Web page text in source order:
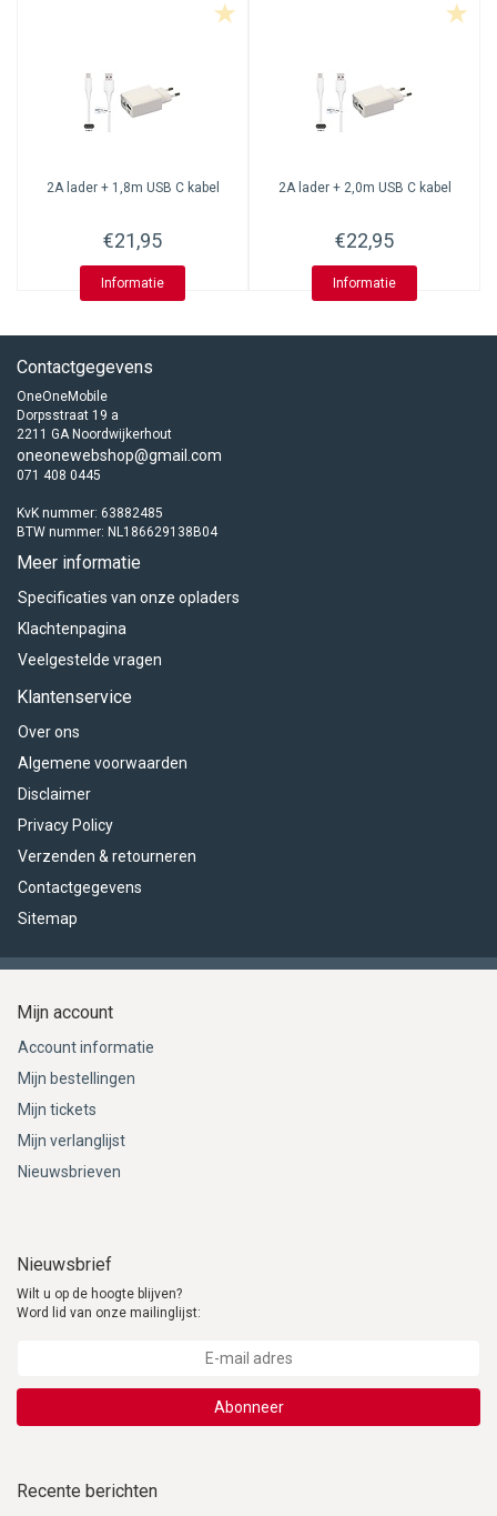
2A lader + 1,8m USB C kabel
€21,95
Informatie
2A lader + 2,0m USB C kabel
€22,95
Informatie
Contactgegevens
OneOneMobile
Dorpsstraat 19 a
2211 GA Noordwijkerhout
oneonewebshop@gmail.com
071 408 0445
KvK nummer: 63882485
BTW nummer: NL186629138B04
Meer informatie
Specificaties van onze opladers
Klachtenpagina
Veelgestelde vragen
Klantenservice
Over ons
Algemene voorwaarden
Disclaimer
Privacy Policy
Verzenden & retourneren
Contactgegevens
Sitemap
Mijn account
Account informatie
Mijn bestellingen
Mijn tickets
Mijn verlanglijst
Nieuwsbrieven
Nieuwsbrief
Wilt u op de hoogte blijven?
Word lid van onze mailinglijst:
Abonneer
Recente berichten